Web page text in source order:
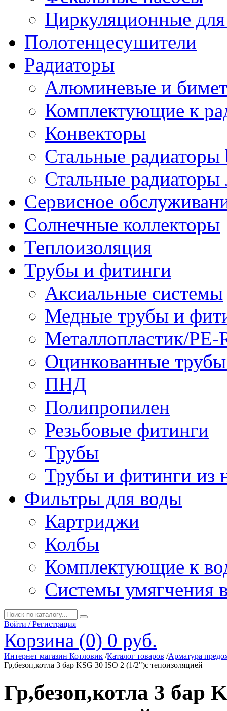
Циркуляционные для
Полотенцесушители
Радиаторы
Алюминевые и
Комплектующие к
Конвекторы
Стальные радиаторы
Стальные радиаторы
Сервисное
Солнечные коллекторы
Теплоизоляция
Трубы и фитинги
Аксиальные системы
Медные трубы и
Металлопластик/
Оцинкованные
ПНД
Полипропилен
Резьбовые фитинги
Трубы
Трубы и фитинги из
Фильтры для воды
Картриджи
Колбы
Комплектующие к
Системы умягчения
Войти / Регистрация
Корзина (0) 0 руб.
Интернет магазин Котловик /Каталог товаров /Арматура
Гр,безоп,котла 3 бар KSG 30 ISO 2 (1/2")с тепоизоляцией
Гр,безоп,котла 3 бар